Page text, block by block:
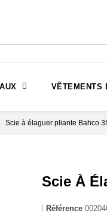
VÊTEMENTS
Scie à élaguer pliante Bahco
Scie À
Référence